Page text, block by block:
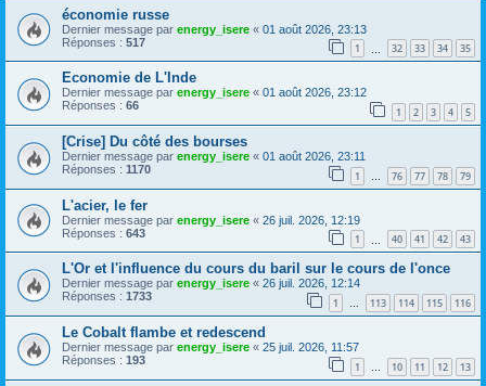
économie russe
Dernier message par energy_isere « 01 août 2026, 23:13
Réponses : 517 1 32 33 34 35
Economie de L'Inde
Dernier message par energy_isere « 01 août 2026, 23:12
Réponses : 66 1 2 3 4 5
[Crise] Du côté des bourses
Dernier message par energy_isere « 01 août 2026, 23:11
Réponses : 1170 1 … 76 77 78 79
L'acier, le fer
Dernier message par energy_isere « 26 juil. 2026, 12:19
Réponses : 643 1 40 41 42 43
L'Or et l'influence du cours du baril sur le cours de l'once
Dernier message par energy_isere « 26 juil. 2026, 12:14
Réponses : 1733 1 … 113 114 115 116
Le Cobalt flambe et redescend
Dernier message par energy_isere « 25 juil. 2026, 11:57
Réponses : 193 1 10 11 12 13